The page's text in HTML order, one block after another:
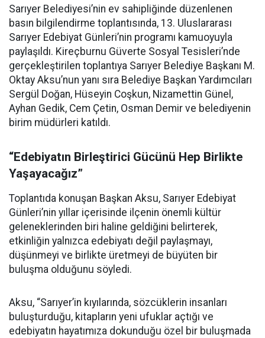
Sarıyer Belediyesi’nin ev sahipliğinde düzenlenen
basın bilgilendirme toplantısında, 13. Uluslararası
Sarıyer Edebiyat Günleri’nin programı kamuoyuyla
paylaşıldı. Kireçburnu Güverte Sosyal Tesisleri’nde
gerçekleştirilen toplantıya Sarıyer Belediye Başkanı M.
Oktay Aksu’nun yanı sıra Belediye Başkan Yardımcıları
Sergül Doğan, Hüseyin Coşkun, Nizamettin Günel,
Ayhan Gedik, Cem Çetin, Osman Demir ve belediyenin
birim müdürleri katıldı.
“Edebiyatın Birleştirici Gücünü Hep Birlikte
Yaşayacağız”
Toplantıda konuşan Başkan Aksu, Sarıyer Edebiyat
Günleri’nin yıllar içerisinde ilçenin önemli kültür
geleneklerinden biri haline geldiğini belirterek,
etkinliğin yalnızca edebiyatı değil paylaşmayı,
düşünmeyi ve birlikte üretmeyi de büyüten bir
buluşma olduğunu söyledi.
Aksu, “Sarıyer’in kıyılarında, sözcüklerin insanları
buluşturduğu, kitapların yeni ufuklar açtığı ve
edebiyatın hayatımıza dokunduğu özel bir buluşmada